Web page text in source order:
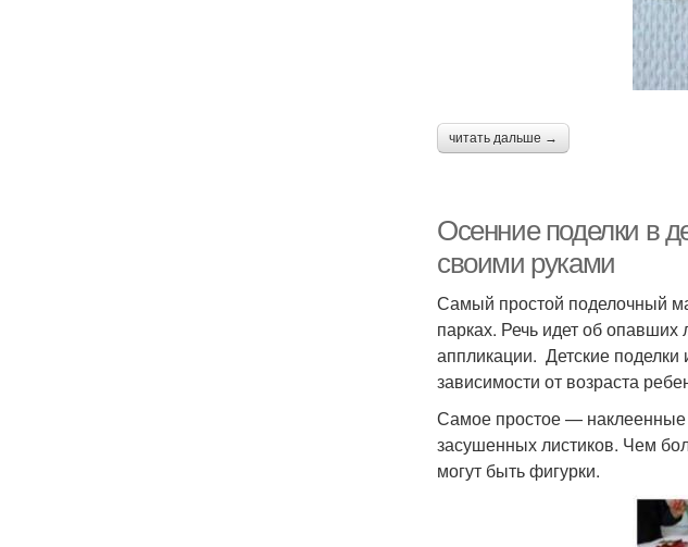
Зимние поделки
Поделки с малышами
читать дальше →
Осенние поделки в
своими руками
Самый простой поделочный
парках. Речь идет об опавших
аппликации. Детские поделки
зависимости от возраста
Самое простое —
засушенных листиков. Чем
могут быть фигурки.